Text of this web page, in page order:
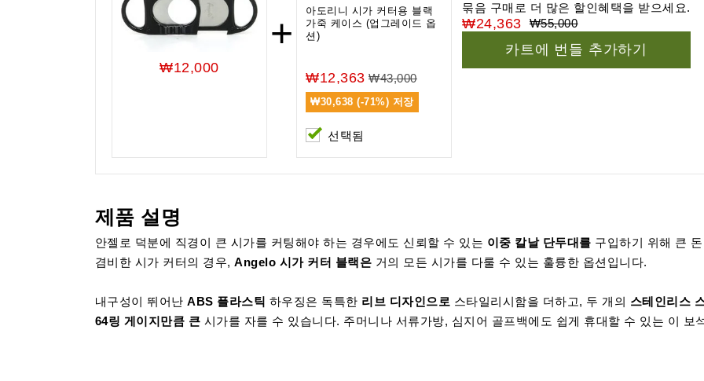
₩12,000
+
아도리니 시가 커터용 블랙
가죽 케이스 (업그레이드 옵
션)
₩12,363 ₩43,000
₩30,638 (-71%) 저장
선택됨
묶음 구매로 더 많은 할인혜택을 받으세요.
₩24,363 ₩55,000
카트에 번들 추가하기
제품 설명
안젤로 덕분에 직경이 큰 시가를 커팅해야 하는 경우에도 신뢰할 수 있는 이중 칼날 단두대를 구입하기 위해 큰
겸비한 시가 커터의 경우,Angelo 시가 커터 블랙은 거의 모든 시가를 다룰 수 있는 훌륭한 옵션입니다.
내구성이 뛰어난ABS 플라스틱 하우징은 독특한 리브 디자인으로 스타일리시함을 더하고, 두 개의 스테인리스
64링 게이지만큼 큰 시가를 자를 수 있습니다. 주머니나 서류가방, 심지어 골프백에도 쉽게 휴대할 수 있는 이 보